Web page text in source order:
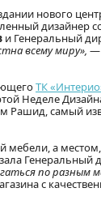
нового
дизайнер
и Генеральный
всему миру», —
ТК
Неделе
Рашид, самый
мебели, а
Генеральный
по разным
с